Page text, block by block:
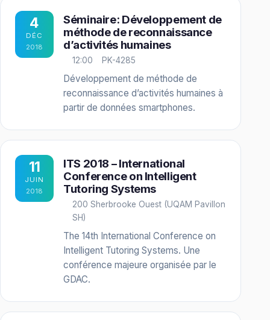
4
DÉC
2018
Séminaire: Développement de
méthode de reconnaissance
d’activités humaines
12:00 PK-4285
Développement de méthode de
reconnaissance d’activités humaines à
partir de données smartphones.
11
JUIN
2018
ITS 2018 – International
Conference on Intelligent
Tutoring Systems
200 Sherbrooke Ouest (UQAM Pavillon
SH)
The 14th International Conference on
Intelligent Tutoring Systems. Une
conférence majeure organisée par le
GDAC.